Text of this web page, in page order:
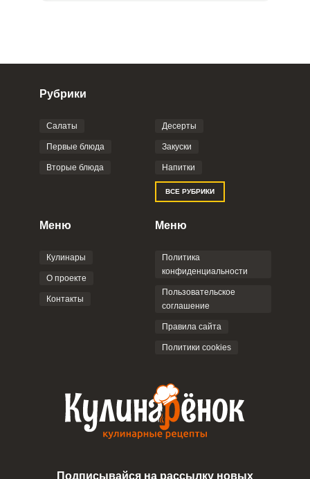
Фото до 4 шт, до 5 mb
Отправляя эту форму, вы соглашаетесь с
Политикой
Пользовательским
соглашением
Рубрики
Салаты
Первые блюда
Вторые блюда
Десерты
Закуски
Напитки
ВСЕ РУБРИКИ
Меню
Кулинары
О проекте
Контакты
Меню
Политика
конфиденциальности
Пользовательское
соглашение
Правила сайта
Политики cookies
Подписывайся на рассылку новых